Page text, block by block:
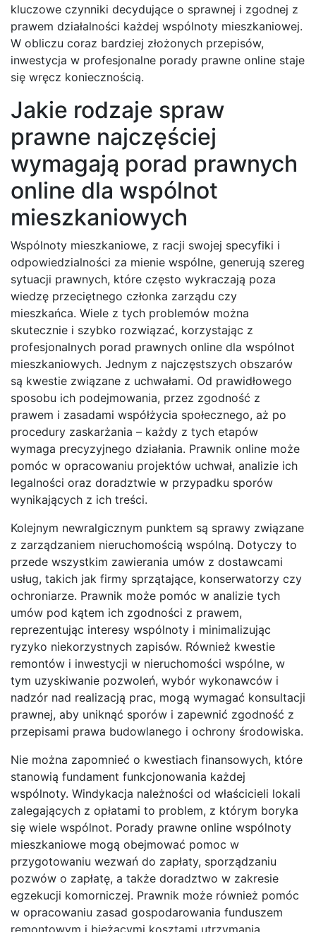
kluczowe czynniki decydujące o sprawnej i zgodnej z
prawem działalności każdej wspólnoty mieszkaniowej.
W obliczu coraz bardziej złożonych przepisów,
inwestycja w profesjonalne porady prawne online staje
się wręcz koniecznością.
Jakie rodzaje spraw
prawne najczęściej
wymagają porad prawnych
online dla wspólnot
mieszkaniowych
Wspólnoty mieszkaniowe, z racji swojej specyfiki i
odpowiedzialności za mienie wspólne, generują szereg
sytuacji prawnych, które często wykraczają poza
wiedzę przeciętnego członka zarządu czy
mieszkańca. Wiele z tych problemów można
skutecznie i szybko rozwiązać, korzystając z
profesjonalnych porad prawnych online dla wspólnot
mieszkaniowych. Jednym z najczęstszych obszarów
są kwestie związane z uchwałami. Od prawidłowego
sposobu ich podejmowania, przez zgodność z
prawem i zasadami współżycia społecznego, aż po
procedury zaskarżania – każdy z tych etapów
wymaga precyzyjnego działania. Prawnik online może
pomóc w opracowaniu projektów uchwał, analizie ich
legalności oraz doradztwie w przypadku sporów
wynikających z ich treści.
Kolejnym newralgicznym punktem są sprawy związane
z zarządzaniem nieruchomością wspólną. Dotyczy to
przede wszystkim zawierania umów z dostawcami
usług, takich jak firmy sprzątające, konserwatorzy czy
ochroniarze. Prawnik może pomóc w analizie tych
umów pod kątem ich zgodności z prawem,
reprezentując interesy wspólnoty i minimalizując
ryzyko niekorzystnych zapisów. Również kwestie
remontów i inwestycji w nieruchomości wspólne, w
tym uzyskiwanie pozwoleń, wybór wykonawców i
nadzór nad realizacją prac, mogą wymagać konsultacji
prawnej, aby uniknąć sporów i zapewnić zgodność z
przepisami prawa budowlanego i ochrony środowiska.
Nie można zapomnieć o kwestiach finansowych, które
stanowią fundament funkcjonowania każdej
wspólnoty. Windykacja należności od właścicieli lokali
zalegających z opłatami to problem, z którym boryka
się wiele wspólnot. Porady prawne online wspólnoty
mieszkaniowe mogą obejmować pomoc w
przygotowaniu wezwań do zapłaty, sporządzaniu
pozwów o zapłatę, a także doradztwo w zakresie
egzekucji komorniczej. Prawnik może również pomóc
w opracowaniu zasad gospodarowania funduszem
remontowym i bieżącymi kosztami utrzymania